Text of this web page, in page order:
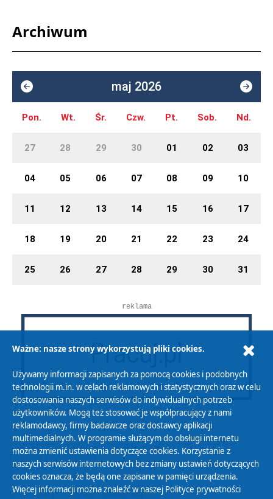
Archiwum
maj 2026
Pon. Wt. Śr. Czw. Pt. Sob. Nd.
27 28 29 30 01 02 03
04 05 06 07 08 09 10
11 12 13 14 15 16 17
18 19 20 21 22 23 24
25 26 27 28 29 30 31
reklama
Polityka Prywatności
Zasady korzystania z Serwisu
Organizacje Pożytku Publicznego
Ważne: nasze strony wykorzystują pliki cookies.
Używamy informacji zapisanych za pomocą cookies i podobnych
technologii m.in. w celach reklamowych i statystycznych oraz w celu
dostosowania naszych serwisów do indywidualnych potrzeb
użytkowników. Mogą też stosować je współpracujący z nami
reklamodawcy, firmy badawcze oraz dostawcy aplikacji
multimedialnych. W programie służącym do obsługi internetu
można zmienić ustawienia dotyczące cookies. Korzystanie z
naszych serwisów internetowych bez zmiany ustawień dotyczących
cookies oznacza, że będą one zapisane w pamięci urządzenia.
Więcej informacji można znaleźć w naszej Polityce prywatności